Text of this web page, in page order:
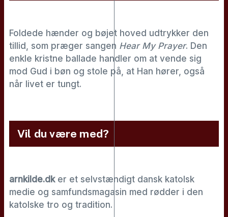
Foldede hænder og bøjet hoved udtrykker den
tillid, som præger sangen Hear My Prayer. Den
enkle kristne ballade handler om at vende sig
mod Gud i bøn og stole på, at Han hører, også
når livet er tungt.
Vil du være med?
arnkilde.dker et selvstændigt dansk katolsk
medie og samfundsmagasin med rødder i den
katolske tro og tradition.